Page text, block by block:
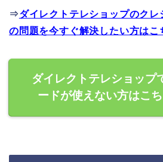
⇒ダイレクトテレショップのクレ
の問題を今すぐ解決したい方はこ
ダイレクトテレショップ
ードが使えない方はこ